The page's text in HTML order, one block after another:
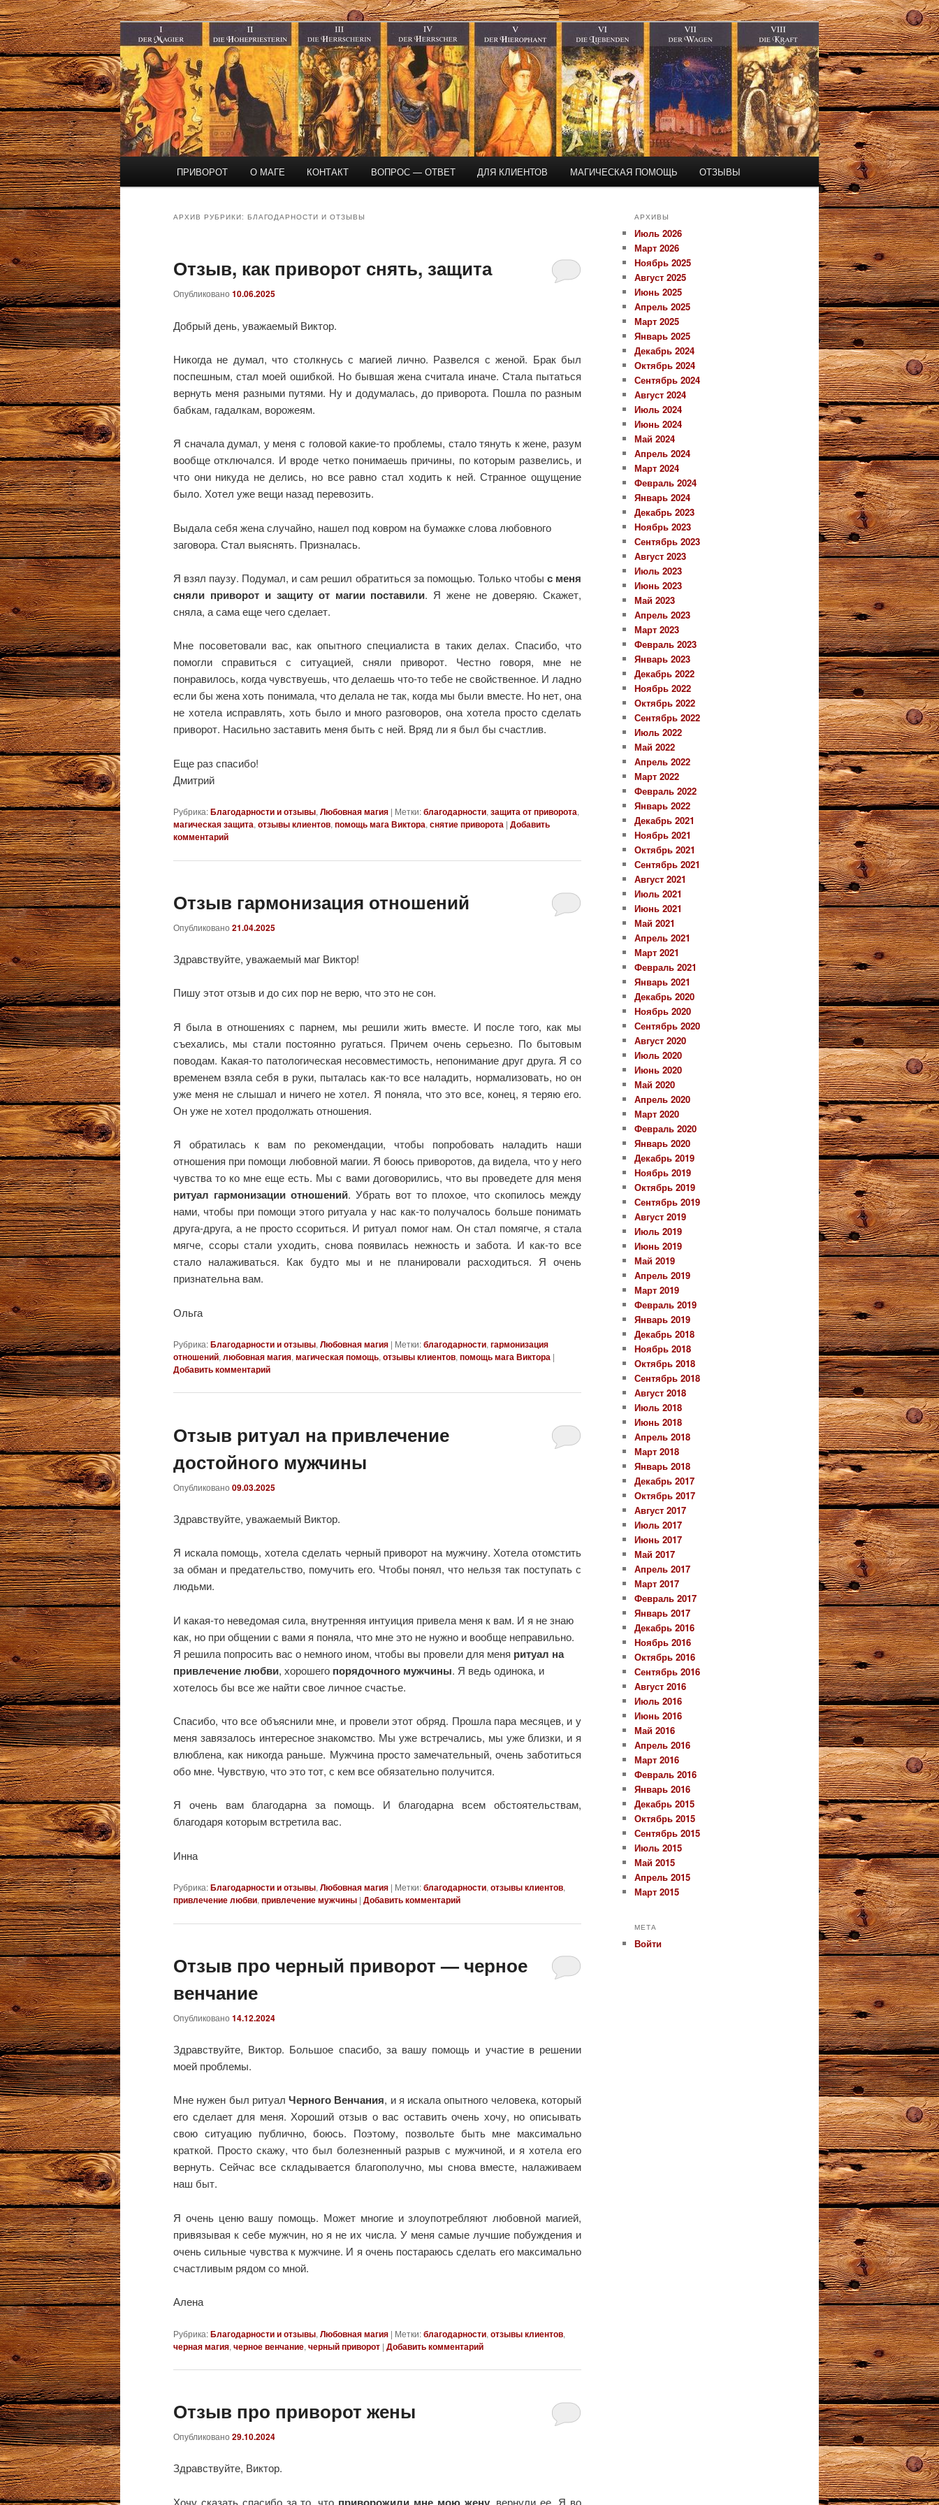
Перейти
к
основному
содержимому
Перейти
к
дополнительному
содержимому
Приворот и магическая помощь
Маг Виктор
ПРИВОРОТ О МАГЕ КОНТАКТ ВОПРОС — ОТВЕТ ДЛЯ КЛИЕНТОВ МАГИЧЕСКАЯ ПОМОЩЬ ОТЗЫВЫ
АРХИВ РУБРИКИ: БЛАГОДАРНОСТИ И ОТЗЫВЫ
Отзыв, как приворот снять, защита
Опубликовано 10.06.2025
Добрый день, уважаемый Виктор.
Никогда не думал, что столкнусь с магией лично. Развелся с женой. Брак был
поспешным, стал моей ошибкой. Но бывшая жена считала иначе. Стала пытаться
вернуть меня разными путями. Ну и додумалась, до приворота. Пошла по разным
бабкам, гадалкам, ворожеям.
Я сначала думал, у меня с головой какие-то проблемы, стало тянуть к жене, разум
вообще отключался. И вроде четко понимаешь причины, по которым развелись, и
что они никуда не делись, но все равно стал ходить к ней. Странное ощущение
было. Хотел уже вещи назад перевозить.
Выдала себя жена случайно, нашел под ковром на бумажке слова любовного
заговора. Стал выяснять. Призналась.
Я взял паузу. Подумал, и сам решил обратиться за помощью. Только чтобы с меня
сняли приворот и защиту от магии поставили. Я жене не доверяю. Скажет,
сняла, а сама еще чего сделает.
Мне посоветовали вас, как опытного специалиста в таких делах. Спасибо, что
помогли справиться с ситуацией, сняли приворот. Честно говоря, мне не
понравилось, когда чувствуешь, что делаешь что-то тебе не свойственное. И ладно
если бы жена хоть понимала, что делала не так, когда мы были вместе. Но нет, она
не хотела исправлять, хоть было и много разговоров, она хотела просто сделать
приворот. Насильно заставить меня быть с ней. Вряд ли я был бы счастлив.
Еще раз спасибо!
Дмитрий
Рубрика:Благодарности и отзывы, Любовная магия | Метки:благодарности, защита от приворота,
магическая защита, отзывы клиентов, помощь мага Виктора, снятие приворота | Добавить
комментарий
Отзыв гармонизация отношений
Опубликовано 21.04.2025
Здравствуйте, уважаемый маг Виктор!
Пишу этот отзыв и до сих пор не верю, что это не сон.
Я была в отношениях с парнем, мы решили жить вместе. И после того, как мы
съехались, мы стали постоянно ругаться. Причем очень серьезно. По бытовым
поводам. Какая-то патологическая несовместимость, непонимание друг друга. Я со
временем взяла себя в руки, пыталась как-то все наладить, нормализовать, но он
уже меня не слышал и ничего не хотел. Я поняла, что это все, конец, я теряю его.
Он уже не хотел продолжать отношения.
Я обратилась к вам по рекомендации, чтобы попробовать наладить наши
отношения при помощи любовной магии. Я боюсь приворотов, да видела, что у него
чувства то ко мне еще есть. Мы с вами договорились, что вы проведете для меня
ритуал гармонизации отношений. Убрать вот то плохое, что скопилось между
нами, чтобы при помощи этого ритуала у нас как-то получалось больше понимать
друга-друга, а не просто ссориться. И ритуал помог нам. Он стал помягче, я стала
мягче, ссоры стали уходить, снова появилась нежность и забота. И как-то все
стало налаживаться. Как будто мы и не планировали расходиться. Я очень
признательна вам.
Ольга
Рубрика:Благодарности и отзывы, Любовная магия | Метки:благодарности, гармонизация
отношений, любовная магия, магическая помощь, отзывы клиентов, помощь мага Виктора |
Добавить комментарий
Отзыв ритуал на привлечение
достойного мужчины
Опубликовано 09.03.2025
Здравствуйте, уважаемый Виктор.
Я искала помощь, хотела сделать черный приворот на мужчину. Хотела отомстить
за обман и предательство, помучить его. Чтобы понял, что нельзя так поступать с
людьми.
И какая-то неведомая сила, внутренняя интуиция привела меня к вам. И я не знаю
как, но при общении с вами я поняла, что мне это не нужно и вообще неправильно.
Я решила попросить вас о немного ином, чтобы вы провели для меня ритуал на
привлечение любви, хорошего порядочного мужчины. Я ведь одинока, и
хотелось бы все же найти свое личное счастье.
Спасибо, что все объяснили мне, и провели этот обряд. Прошла пара месяцев, и у
меня завязалось интересное знакомство. Мы уже встречались, мы уже близки, и я
влюблена, как никогда раньше. Мужчина просто замечательный, очень заботиться
обо мне. Чувствую, что это тот, с кем все обязательно получится.
Я очень вам благодарна за помощь. И благодарна всем обстоятельствам,
благодаря которым встретила вас.
Инна
Рубрика:Благодарности и отзывы, Любовная магия | Метки:благодарности, отзывы клиентов,
привлечение любви, привлечение мужчины | Добавить комментарий
Отзыв про черный приворот — черное
венчание
Опубликовано 14.12.2024
Здравствуйте, Виктор. Большое спасибо, за вашу помощь и участие в решении
моей проблемы.
Мне нужен был ритуалЧерного Венчания, и я искала опытного человека, который
его сделает для меня. Хороший отзыв о вас оставить очень хочу, но описывать
свою ситуацию публично, боюсь. Поэтому, позвольте быть мне максимально
краткой. Просто скажу, что был болезненный разрыв с мужчиной, и я хотела его
вернуть. Сейчас все складывается благополучно, мы снова вместе, налаживаем
наш быт.
Я очень ценю вашу помощь. Может многие и злоупотребляют любовной магией,
привязывая к себе мужчин, но я не их числа. У меня самые лучшие побуждения и
очень сильные чувства к мужчине. И я очень постараюсь сделать его максимально
счастливым рядом со мной.
Алена
Рубрика:Благодарности и отзывы, Любовная магия | Метки:благодарности, отзывы клиентов,
черная магия, черное венчание, черный приворот | Добавить комментарий
Отзыв про приворот жены
Опубликовано 29.10.2024
Здравствуйте, Виктор.
Хочу сказать спасибо за то, что , вернули ее. Я во
АРХИВЫ
Июль 2026
Март 2026
Ноябрь 2025
Август 2025
Июнь 2025
Апрель 2025
Март 2025
Январь 2025
Декабрь 2024
Октябрь 2024
Сентябрь 2024
Август 2024
Июль 2024
Июнь 2024
Май 2024
Апрель 2024
Март 2024
Февраль 2024
Январь 2024
Декабрь 2023
Ноябрь 2023
Сентябрь 2023
Август 2023
Июль 2023
Июнь 2023
Май 2023
Апрель 2023
Март 2023
Февраль 2023
Январь 2023
Декабрь 2022
Ноябрь 2022
Октябрь 2022
Сентябрь 2022
Июль 2022
Май 2022
Апрель 2022
Март 2022
Февраль 2022
Январь 2022
Декабрь 2021
Ноябрь 2021
Октябрь 2021
Сентябрь 2021
Август 2021
Июль 2021
Июнь 2021
Май 2021
Апрель 2021
Март 2021
Февраль 2021
Январь 2021
Декабрь 2020
Ноябрь 2020
Сентябрь 2020
Август 2020
Июль 2020
Июнь 2020
Май 2020
Апрель 2020
Март 2020
Февраль 2020
Январь 2020
Декабрь 2019
Ноябрь 2019
Октябрь 2019
Сентябрь 2019
Август 2019
Июль 2019
Июнь 2019
Май 2019
Апрель 2019
Март 2019
Февраль 2019
Январь 2019
Декабрь 2018
Ноябрь 2018
Октябрь 2018
Сентябрь 2018
Август 2018
Июль 2018
Июнь 2018
Апрель 2018
Март 2018
Январь 2018
Декабрь 2017
Октябрь 2017
Август 2017
Июль 2017
Июнь 2017
Май 2017
Апрель 2017
Март 2017
Февраль 2017
Январь 2017
Декабрь 2016
Ноябрь 2016
Октябрь 2016
Сентябрь 2016
Август 2016
Июль 2016
Июнь 2016
Май 2016
Апрель 2016
Март 2016
Февраль 2016
Январь 2016
Декабрь 2015
Октябрь 2015
Сентябрь 2015
Июль 2015
Май 2015
Апрель 2015
Март 2015
МЕТА
Войти